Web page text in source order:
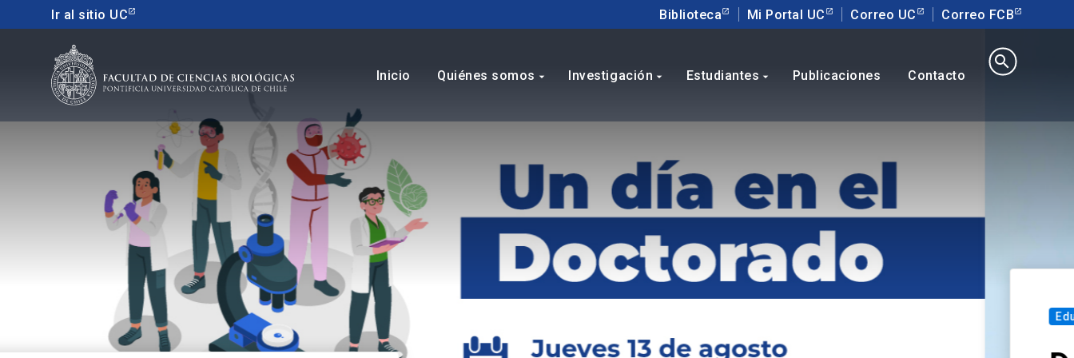
Ir al sitio UC Biblioteca Mi Portal UC Correo UC Correo FCB
Inicio Quiénes somos arrow_drop_down Investigación arrow_drop_down Estudiantes arrow_drop_down Publicaciones Contacto
search
Educacion continua